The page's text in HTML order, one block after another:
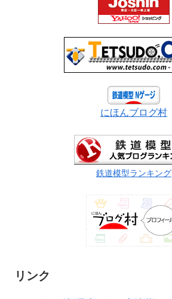
にほんブログ村
鉄道模型ランキング
リンク